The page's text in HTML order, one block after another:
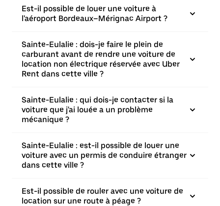
Est-il possible de louer une voiture à
l'aéroport Bordeaux–Mérignac Airport ?
Sainte-Eulalie : dois-je faire le plein de
carburant avant de rendre une voiture de
location non électrique réservée avec Uber
Rent dans cette ville ?
Sainte-Eulalie : qui dois-je contacter si la
voiture que j'ai louée a un problème
mécanique ?
Sainte-Eulalie : est-il possible de louer une
voiture avec un permis de conduire étranger
dans cette ville ?
Est-il possible de rouler avec une voiture de
location sur une route à péage ?